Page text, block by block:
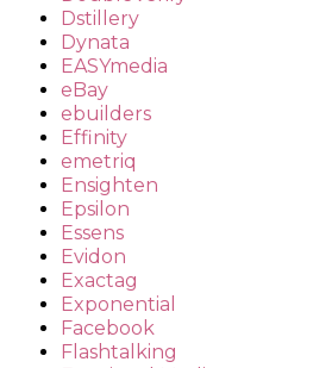
Dstillery
Dynata
EASYmedia
eBay
ebuilders
Effinity
emetriq
Ensighten
Epsilon
Essens
Evidon
Exactag
Exponential
Facebook
Flashtalking